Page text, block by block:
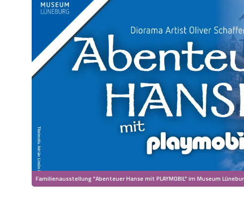
Familienausstellung "Abenteuer Hanse mit PLAYMOBIL" im Museum